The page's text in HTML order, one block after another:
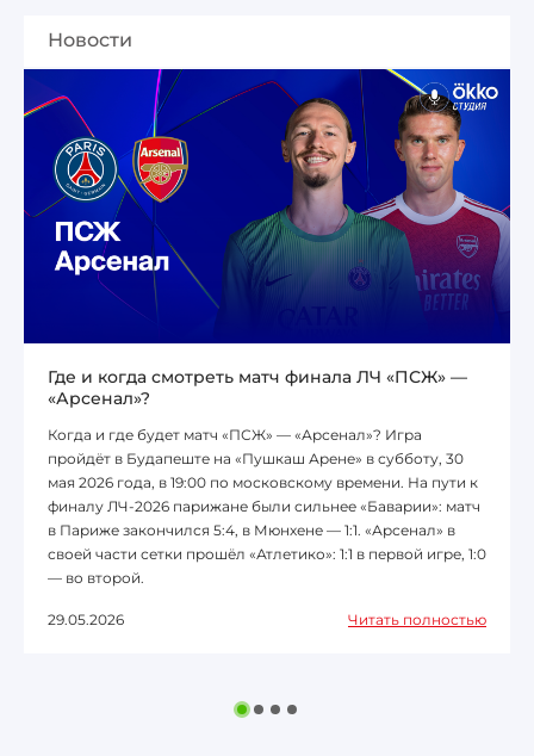
Новости
Где и когда смотреть матч финала ЛЧ «ПСЖ» —
«Арсенал»?
Когда и где будет матч «ПСЖ» — «Арсенал»? Игра
пройдёт в Будапеште на «Пушкаш Арене» в субботу, 30
мая 2026 года, в 19:00 по московскому времени. На пути к
финалу ЛЧ-2026 парижане были сильнее «Баварии»: матч
в Париже закончился 5:4, в Мюнхене — 1:1. «Арсенал» в
своей части сетки прошёл «Атлетико»: 1:1 в первой игре, 1:0
— во второй.
29.05.2026 Читать полностью